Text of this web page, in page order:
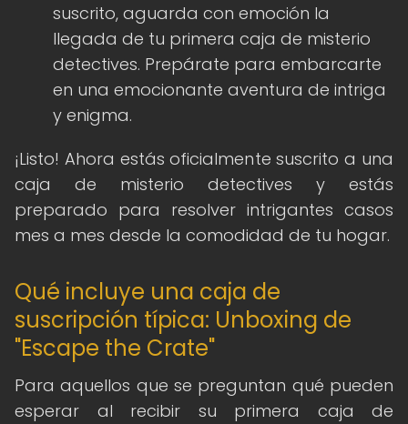
suscrito, aguarda con emoción la
llegada de tu primera caja de misterio
detectives. Prepárate para embarcarte
en una emocionante aventura de intriga
y enigma.
¡Listo! Ahora estás oficialmente suscrito a una
caja de misterio detectives y estás
preparado para resolver intrigantes casos
mes a mes desde la comodidad de tu hogar.
Qué incluye una caja de
suscripción típica: Unboxing de
"Escape the Crate"
Para aquellos que se preguntan qué pueden
esperar al recibir su primera caja de